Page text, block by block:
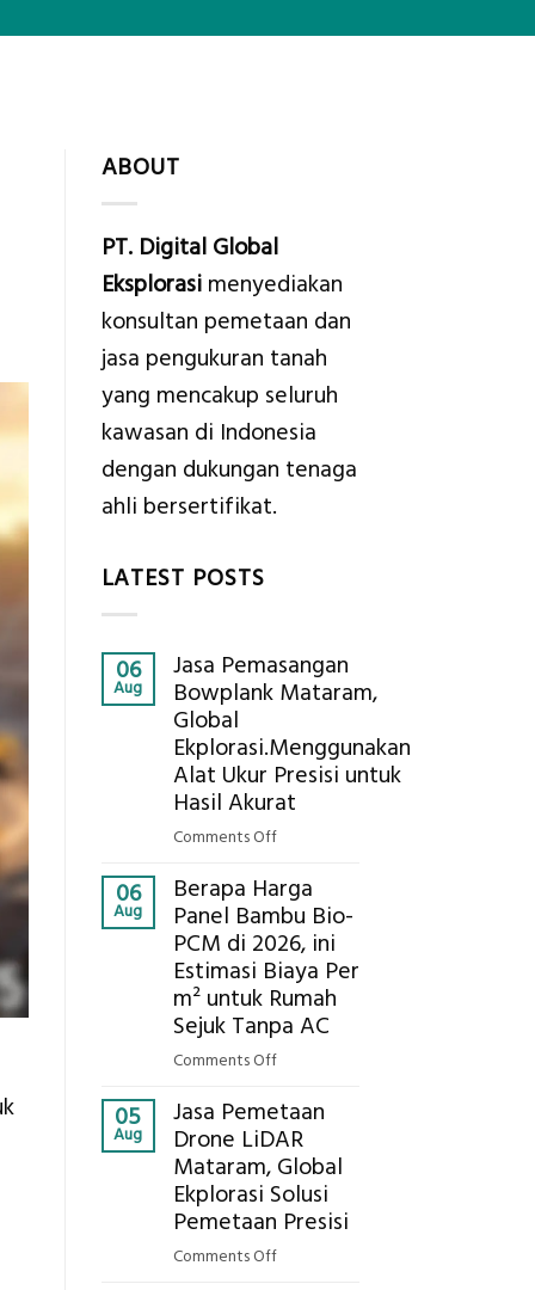
ABOUT
PT. Digital Global
Eksplorasimenyediakan
konsultan pemetaan dan
jasa pengukuran tanah
yang mencakup seluruh
kawasan di Indonesia
dengan dukungan tenaga
ahli bersertifikat.
LATEST POSTS
06
Aug
Jasa Pemasangan
Bowplank Mataram,
Global
Ekplorasi.Menggunakan
Alat Ukur Presisi untuk
Hasil Akurat
Comments Offon
Pemasangan
Bowplank
Mataram,
Global
Ekplorasi.Menggunakan
Alat
untuk
Hasil
Akurat
06
Aug
Berapa Harga
Panel Bambu Bio-
PCM di 2026, ini
Estimasi Biaya Per
m² untuk Rumah
Sejuk Tanpa AC
Comments Offon
Harga
Panel
Bambu
Bio-
PCM
05
Aug
Jasa Pemetaan
Drone LiDAR
Mataram, Global
Ekplorasi Solusi
Pemetaan Presisi
Comments Offon